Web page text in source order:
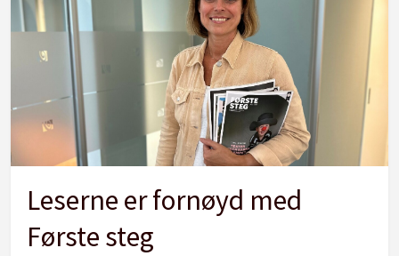
Leserne er fornøyd med
Første steg